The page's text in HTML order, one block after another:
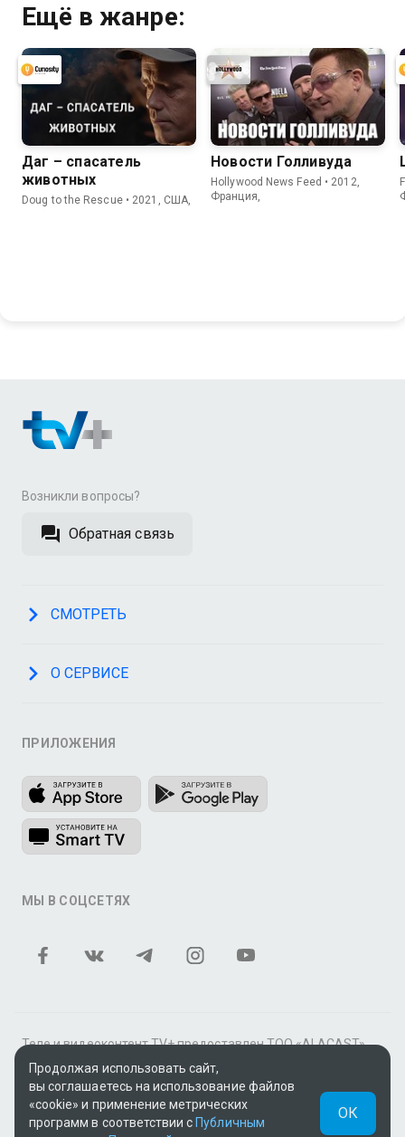
Ещё в жанре:
Даг – спасатель
животных
Doug to the Rescue • 2021, США,
Новости Голливуда
Hollywood News Feed • 2012,
Франция,
Возникли вопросы?
Обратная связь
СМОТРЕТЬ
О СЕРВИСЕ
ПРИЛОЖЕНИЯ
МЫ В СОЦСЕТЯХ
Теле и видеоконтент TV+ предоставлен ТОО «ALACAST»
(Государственная лицензия № 12016823 от 22.11.2012).
В рамках услуги «Видео по подписке» для «Пакета
фильмов и сериалов tv+» контент предоставляется
онлайн-кинотеатром MEGOGO.
Продолжая использовать сайт,
вы соглашаетесь на использование файлов
«cookie» и применение метрических
программ в соответствии с Публичным
ОК